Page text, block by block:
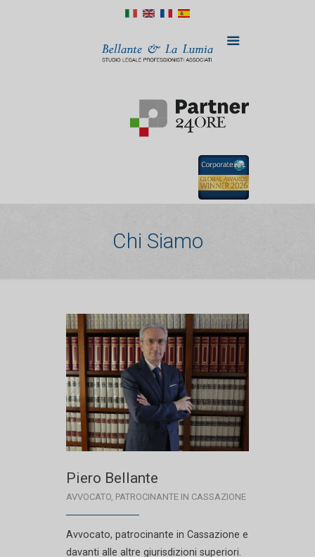
Chi Siamo
Piero Bellante
AVVOCATO, PATROCINANTE IN CASSAZIONE
Avvocato, patrocinante in Cassazione e
davanti alle altre giurisdizioni superiori.